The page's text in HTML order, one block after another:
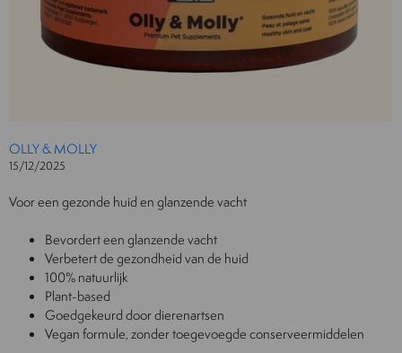
OLLY & MOLLY
15/12/2025
Voor een gezonde huid en glanzende vacht
Bevordert een glanzende vacht
Verbetert de gezondheid van de huid
100% natuurlijk
Plant-based
Goedgekeurd door dierenartsen
Vegan formule, zonder toegevoegde conserveermiddelen